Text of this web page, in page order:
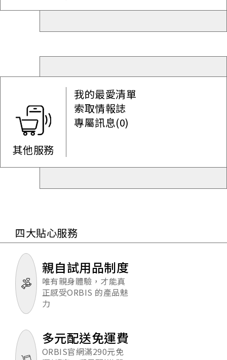
其他服務
我的最愛清單
索取情報誌
專屬訊息(0)
四大貼心服務
親自試用品制度
唯有親身體驗，才能真
正感受ORBIS 的產品魅
力
多元配送免運費
ORBIS官網滿290元免